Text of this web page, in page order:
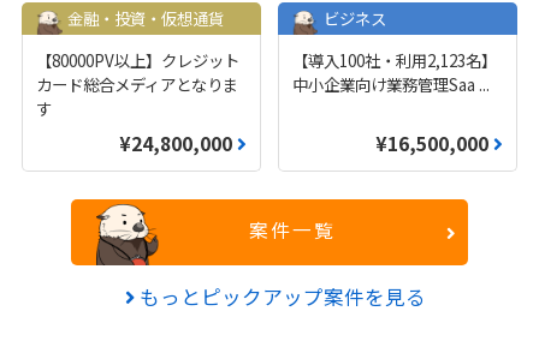
金融・投資・仮想通貨
【80000PV以上】クレジット
カード総合メディアとなりま
す
¥24,800,000
ビジネス
【導入100社・利用2,123名】
中小企業向け業務管理Saa ...
¥16,500,000
案件一覧
もっとピックアップ案件を見る